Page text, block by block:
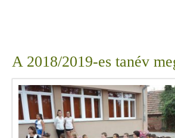
A 2018/2019-es tanév